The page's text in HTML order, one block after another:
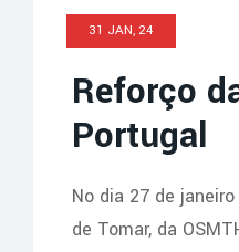
31 JAN, 24
Reforço
Portugal
No dia 27 de
de Tomar, da